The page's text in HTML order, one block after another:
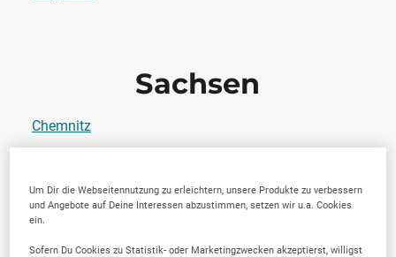
Sachsen
Chemnitz
Zwickau
Um Dir die Webseitennutzung zu erleichtern, unsere Produkte zu verbessern
und Angebote auf Deine Interessen abzustimmen, setzen wir u.a. Cookies
ein.
Sofern Du Cookies zu Statistik- oder Marketingzwecken akzeptierst, willigst